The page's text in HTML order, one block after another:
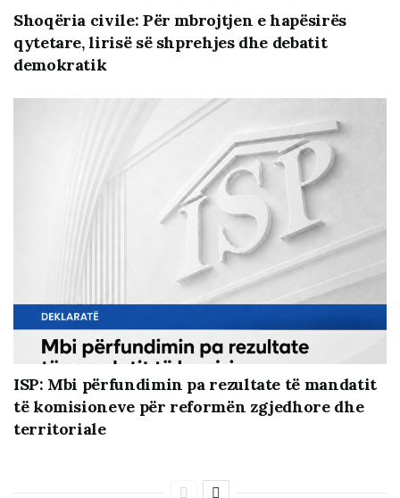
konkurrencës reale dhe aftësisë, ndryshe nga praktika
e zgjedhjeve të sforcuara të individëve vetëm “me letra
në rregull”.
Në prezantim ISP prezantoi shqetësime, sugjerime dhe
rekomandime të tjera konkrete, të cilat në mënyrë më
të detajuar janë reflektuar në materialin e mëposhtëm:
Shoqëria civile: Për mbrojtjen e hapësirës
qytetare, lirisë së shprehjes dhe debatit
demokratik
ISP: Mbi përfundimin pa rezultate të mandatit
të komisioneve për reformën zgjedhore dhe
territoriale